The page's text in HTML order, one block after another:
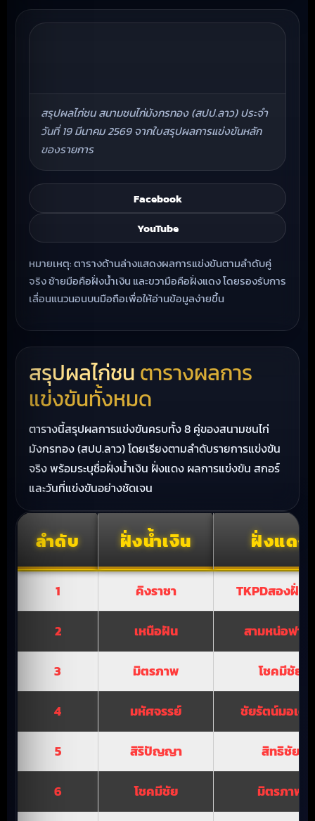
สรุปผลไก่ชน สนามชนไก่มังกรทอง (สปป.ลาว) ประจำ
วันที่ 19 มีนาคม 2569 จากใบสรุปผลการแข่งขันหลัก
ของรายการ
Facebook
YouTube
หมายเหตุ: ตารางด้านล่างแสดงผลการแข่งขันตามลำดับคู่
จริง ซ้ายมือคือฝั่งน้ำเงิน และขวามือคือฝั่งแดง โดยรองรับการ
เลื่อนแนวนอนบนมือถือเพื่อให้อ่านข้อมูลง่ายขึ้น
สรุปผลไก่ชน ตารางผลการ
แข่งขันทั้งหมด
ตารางนี้สรุปผลการแข่งขันครบทั้ง 8 คู่ของสนามชนไก่
มังกรทอง (สปป.ลาว) โดยเรียงตามลำดับรายการแข่งขัน
จริง พร้อมระบุชื่อฝั่งน้ำเงิน ฝั่งแดง ผลการแข่งขัน สกอร์
และวันที่แข่งขันอย่างชัดเจน
ลำดับ ฝั่งน้ำเงิน ฝั่งแดง
1 คิงราชา TKPDสองฝั่งโ
2 เหนือฝัน สามหน่อฟาร์
3 มิตรภาพ โชคมีชัย
4 มหัศจรรย์ ชัยรัตน์มอเต
5 สิริปัญญา สิทธิชัย
6 โชคมีชัย มิตรภาพ